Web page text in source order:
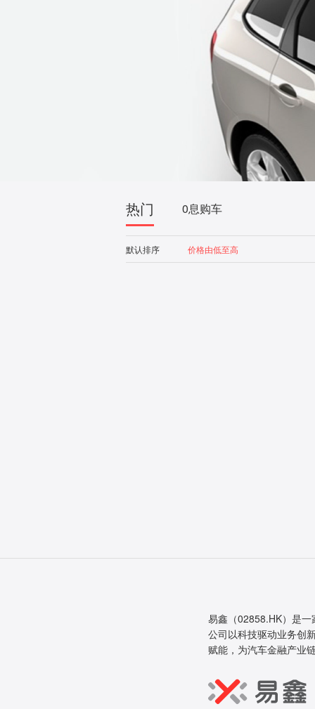
热门 0息购车
默认排序 价格由低至高
易鑫（02858.HK）是
公司以科技驱动业务创
赋能，为汽车金融产业